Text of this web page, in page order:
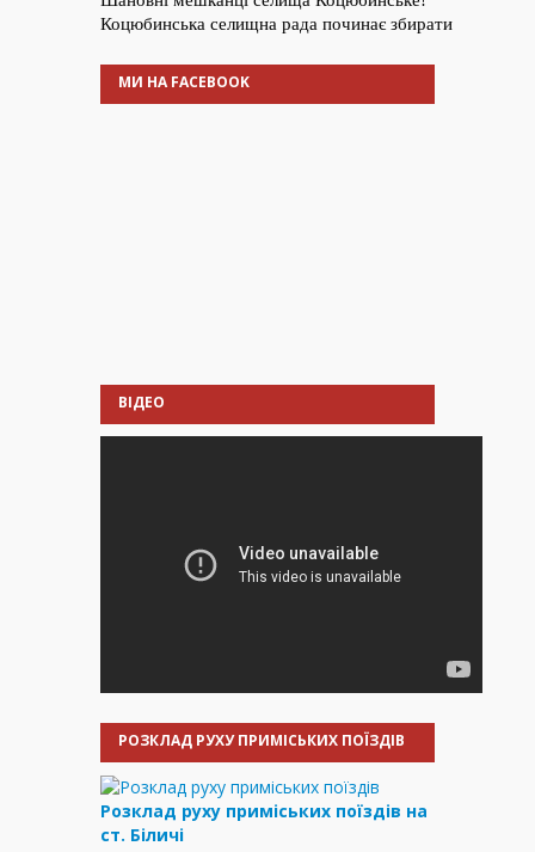
МИ НА FACEBOOK
ВІДЕО
РОЗКЛАД РУХУ ПРИМІСЬКИХ ПОЇЗДІВ
Розклад руху приміських поїздів на
ст. Біличі